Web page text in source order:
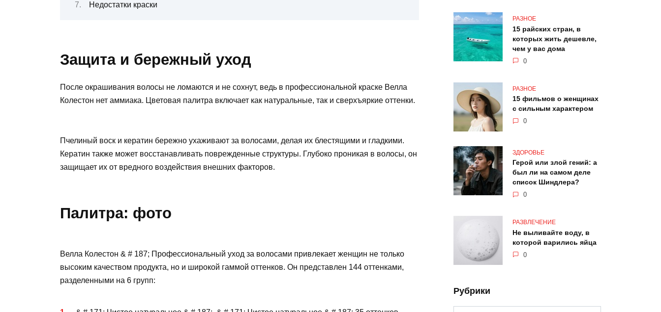
Недостатки краски
Защита и бережный уход
После окрашивания волосы не ломаются и не сохнут, ведь в профессиональной краске Велла
Колестон нет аммиака. Цветовая палитра включает как натуральные, так и сверхъяркие оттенки.
Пчелиный воск и кератин бережно ухаживают за волосами, делая их блестящими и гладкими.
Кератин также может восстанавливать поврежденные структуры. Глубоко проникая в волосы, он
защищает их от вредного воздействия внешних факторов.
Палитра: фото
Велла Колестон & # 187; Профессиональный уход за волосами привлекает женщин не только
высоким качеством продукта, но и широкой гаммой оттенков. Он представлен 144 оттенками,
разделенными на 6 групп:
РАЗНОЕ
15 райских стран, в
которых жить дешевле,
чем у вас дома
0
РАЗНОЕ
15 фильмов о женщинах
с сильным характером
0
ЗДОРОВЬЕ
Герой или злой гений: а
был ли на самом деле
список Шиндлера?
0
РАЗВЛЕЧЕНИЕ
Не выливайте воду, в
которой варились яйца
0
Рубрики